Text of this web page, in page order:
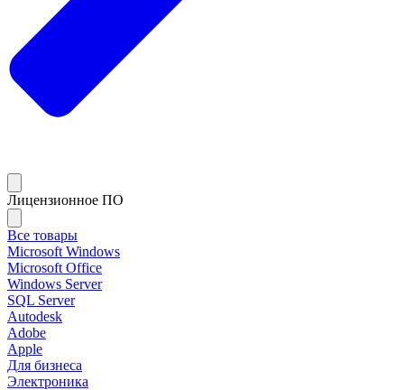
Лицензионное ПО
Все товары
Microsoft Windows
Microsoft Office
Windows Server
SQL Server
Autodesk
Adobe
Apple
Для бизнеса
Электроника